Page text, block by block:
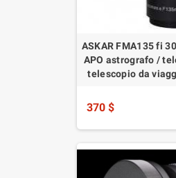
ASKAR FMA135 fi
APO astrografo /
telescopio da
370 $